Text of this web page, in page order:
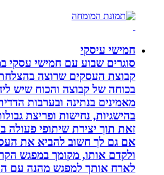
חמישי עיסקי
סוגרים שבוע עם חמישי עסקי במפגשי
קבוצת העסקים שרוצה בהצלחתך!.
בכוחה של קבוצה והכוח שיש ליחיד
מאמינים בנתינה ובערבות הדדית.
בהישגיות, נחישות ופריצת גבולות
זאת תוך יצירת שיתופי פעולה בין
אם גם לך חשוב להביא את העסק
ולקדם אותו, מקומך במפגש הקרוב
לארח אותך למפגש מהנה עם הנעה